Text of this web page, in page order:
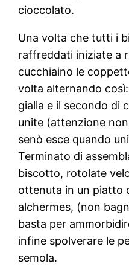
cioccolato.
Una volta che tutti i
raffreddati iniziate a
cucchiaino le
volta alternando
gialla e il secondo di
unite (attenzione
senò esce quando
Terminato di
biscotto, rotolate
ottenuta in un piatto
alchermes, (non
basta per
infine spolverare le
semola.